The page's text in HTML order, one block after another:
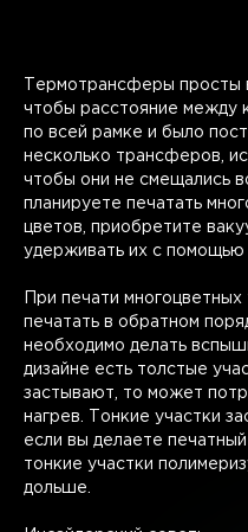
Термотрансферы просты
чтобы расстояние между
по всей рамке и было
несколько трансферов,
чтобы они не смещались
планируете печатать
цветов, приобретите
удерживать их с помощью
При печати
печатать в обратном
необходимо делать
дизайне есть толстые
застывают, то может
нагрев. Тонкие участки
если вы делаете
тонкие участки
дольше.